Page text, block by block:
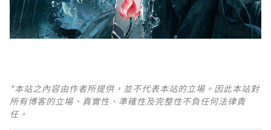
*本站之內容由作者所提供，並不代表本站的立場。因此本站對
所有博客的立場、真實性、準確性及完整性不負任何法律責
任。